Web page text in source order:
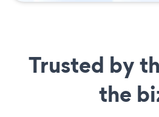
Trusted by
the